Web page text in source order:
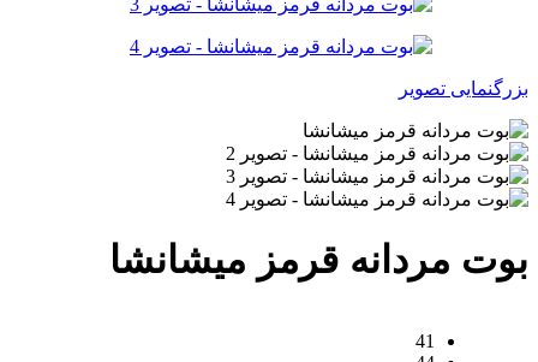
بزرگنمایی تصویر
بوت مردانه قرمز میشانشا
41